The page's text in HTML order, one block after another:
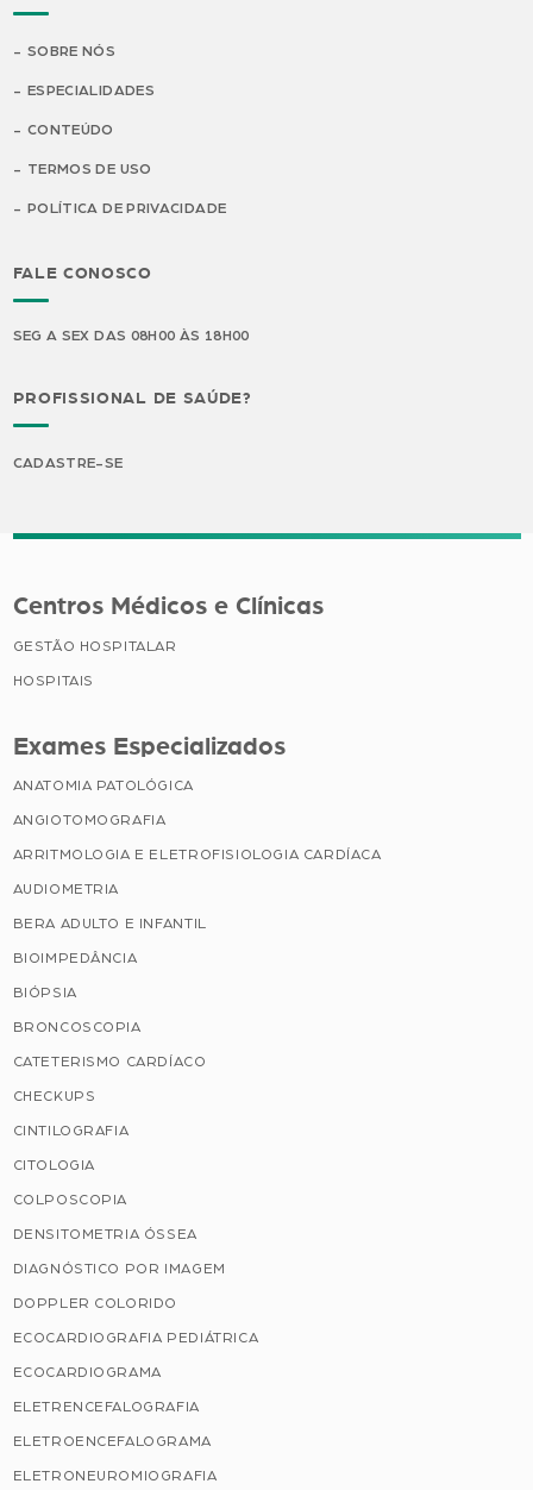
SOBRE NÓS
ESPECIALIDADES
CONTEÚDO
TERMOS DE USO
POLÍTICA DE PRIVACIDADE
FALE CONOSCO
SEG A SEX DAS 08H00 ÀS 18H00
PROFISSIONAL DE SAÚDE?
CADASTRE-SE
Centros Médicos e Clínicas
GESTÃO HOSPITALAR
HOSPITAIS
Exames Especializados
ANATOMIA PATOLÓGICA
ANGIOTOMOGRAFIA
ARRITMOLOGIA E ELETROFISIOLOGIA CARDÍACA
AUDIOMETRIA
BERA ADULTO E INFANTIL
BIOIMPEDÂNCIA
BIÓPSIA
BRONCOSCOPIA
CATETERISMO CARDÍACO
CHECKUPS
CINTILOGRAFIA
CITOLOGIA
COLPOSCOPIA
DENSITOMETRIA ÓSSEA
DIAGNÓSTICO POR IMAGEM
DOPPLER COLORIDO
ECOCARDIOGRAFIA PEDIÁTRICA
ECOCARDIOGRAMA
ELETRENCEFALOGRAFIA
ELETROENCEFALOGRAMA
ELETRONEUROMIOGRAFIA